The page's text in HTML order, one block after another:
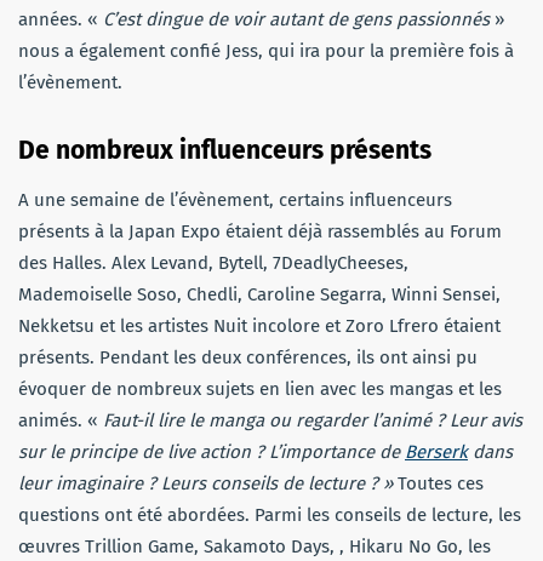
années. « C’est dingue de voir autant de gens passionnés»
nous a également confié Jess, qui ira pour la première fois à
l’évènement.
De nombreux influenceurs présents
A une semaine de l’évènement, certains influenceurs
présents à la Japan Expo étaient déjà rassemblés au Forum
des Halles. Alex Levand, Bytell, 7DeadlyCheeses,
Mademoiselle Soso, Chedli, Caroline Segarra, Winni Sensei,
Nekketsu et les artistes Nuit incolore et Zoro Lfrero étaient
présents. Pendant les deux conférences, ils ont ainsi pu
évoquer de nombreux sujets en lien avec les mangas et les
animés. « Faut-il lire le manga ou regarder l’animé ? Leur avis
sur le principe de live action ? L’importance de Berserkdans
leur imaginaire ? Leurs conseils de lecture ? »Toutes ces
questions ont été abordées. Parmi les conseils de lecture, les
œuvres Trillion Game, Sakamoto Days, , Hikaru No Go, les